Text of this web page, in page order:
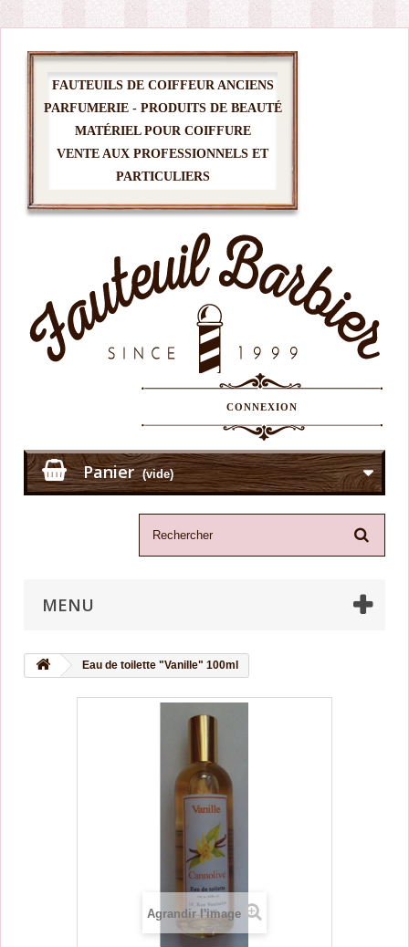
FAUTEUILS DE COIFFEUR ANCIENS
PARFUMERIE - PRODUITS DE BEAUTÉ
MATÉRIEL POUR COIFFURE
VENTE AUX PROFESSIONNELS ET
PARTICULIERS
CONNEXION
Panier (vide)
MENU
Eau de toilette "Vanille" 100ml
Agrandir l'image